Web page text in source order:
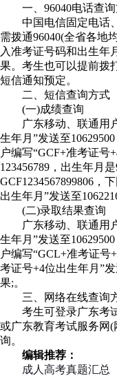
一、96040电话查询
中国电信固定电话、
需拨通96040(全省各地
入准考证号码和出生年
果。考生也可以提前拨
短信通知预定。
二、短信查询方式
(一)成绩查询
广东移动、联通用户
生年月”发送至
户编写“GCF+准考证号
123456789，出生年月
GCF1234567899806，
出生年月”发送至
(二)录取结果查询
广东移动、联通用户
生年月”发送至
户编写“GCL+准考证号
考证号+4位出生年月”
果;。
三、网络在线查询
考生可登录广东考试
或广东教育考试服务网(
询。
编辑推荐：
成人高考真题汇总